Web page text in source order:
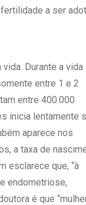
a ser
Durante a vida
entre 1 e 2
entre 400.000
inicia lentamente
aparece nos
a taxa de
esclarece que, “à
endometriose,
é que